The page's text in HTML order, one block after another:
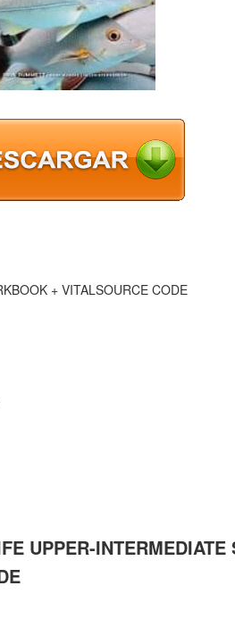
+ VITALSOURCE CODE
UPPER-INTERMEDIATE